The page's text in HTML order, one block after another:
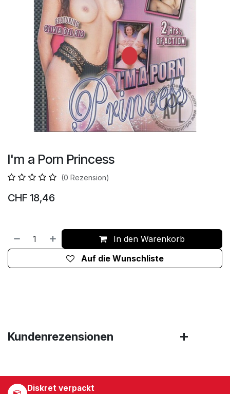
I'm a Porn Princess
(0 Rezension)
CHF 18,46
In den Warenkorb
Auf die Wunschliste
Kundenrezensionen
Diskret verpackt